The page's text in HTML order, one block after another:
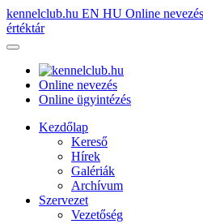
kennelclub.hu EN HU Online nevezés
értéktár
Online nevezés
Online ügyintézés
Kezdőlap
Kereső
Hírek
Galériák
Archívum
Szervezet
Vezetőség